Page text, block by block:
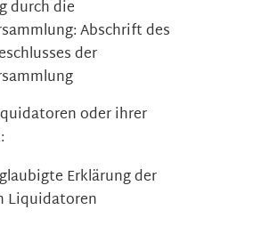
durch die
Abschrift des
der
oder ihrer
Erklärung der
Liquidatoren